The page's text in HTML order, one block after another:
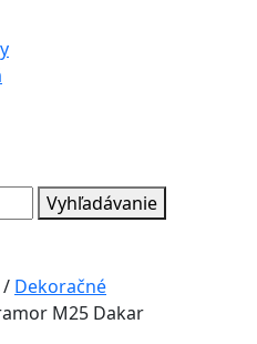
Vyhľadávanie
/ Dekoračné
M25 Dakar